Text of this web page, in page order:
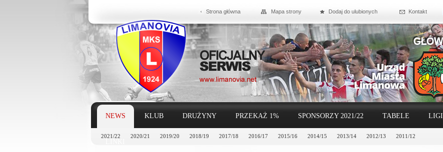
Strona główna Mapa strony Dodaj do ulubionych Kontakt
NEWS
2021/22 2020/21 2019/20 2018/19 2017/18 2016/17 2015/16 2014/15 2013/14 2012/13 2011/12
KLUB DRUŻYNY PRZEKAŻ 1% SPONSORZY 2021/22 TABELE LIGI